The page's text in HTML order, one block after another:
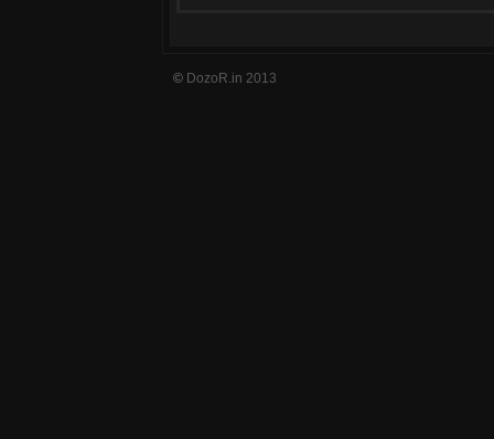
© DozoR.in 2013